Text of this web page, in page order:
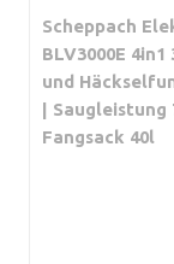
Scheppach
BLV3000E
und
| Saugleistung
Fangsack 40l